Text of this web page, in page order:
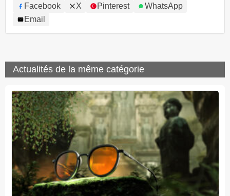
Facebook X Pinterest
WhatsApp
Email
Actualités de la même catégorie